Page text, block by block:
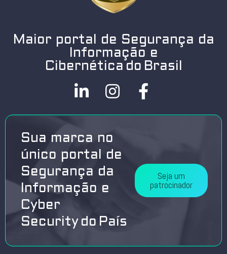
Maior portal de Segurança da
Informação e
Cibernética do Brasil
Sua marca no
único portal de
Segurança da
Informação e
Cyber
Security do País
Seja um
patrocinador